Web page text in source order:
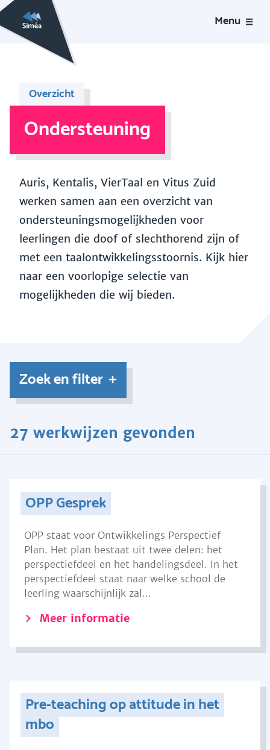
Menu
Overzicht
Ondersteuning
Auris, Kentalis, VierTaal en Vitus Zuid
werken samen aan een overzicht van
ondersteuningsmogelijkheden voor
leerlingen die doof of slechthorend zijn of
met een taalontwikkelingsstoornis. Kijk hier
naar een voorlopige selectie van
mogelijkheden die wij bieden.
Zoek en filter
27 werkwijzen gevonden
OPP Gesprek
OPP staat voor Ontwikkelings Perspectief
Plan. Het plan bestaat uit twee delen: het
perspectiefdeel en het handelingsdeel. In het
perspectiefdeel staat naar welke school de
leerling waarschijnlijk zal...
Meer informatie
Pre-teaching op attitude in het
mbo